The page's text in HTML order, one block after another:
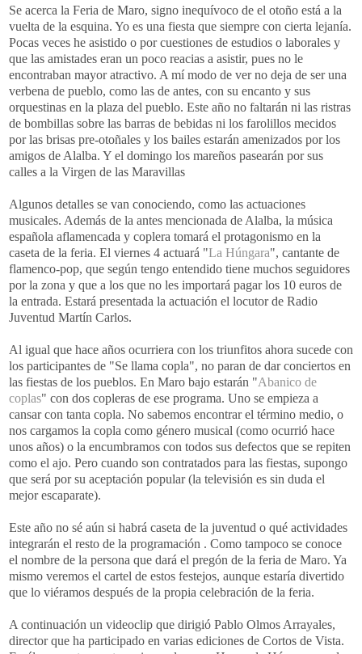
Se acerca la Feria de Maro, signo inequívoco de el otoño está a la
vuelta de la esquina. Yo es una fiesta que siempre con cierta lejanía.
Pocas veces he asistido o por cuestiones de estudios o laborales y
que las amistades eran un poco reacias a asistir, pues no le
encontraban mayor atractivo. A mí modo de ver no deja de seruna
verbena de pueblo, como las de antes, con su encanto y sus
orquestinas en la plaza del pueblo. Este año no faltarán ni las ristras
de bombillas sobre las barras de bebidas ni los farolillos mecidos
por las brisas pre-otoñales y los bailes estarán amenizados por los
amigos de Alalba. Y el domingo los mareños pasearán por sus
calles a la Virgen de las Maravillas
Algunos detalles se van conociendo, como las actuaciones
musicales. Además de la antes mencionada de Alalba, la música
española aflamencada y coplera tomará el protagonismo en la
caseta de la feria. El viernes 4 actuará "La Húngara", cantante de
flamenco-pop, que según tengo entendido tiene muchos seguidores
por la zona y que a los que no les importará pagar los 10 euros de
la entrada. Estará presentada la actuación el locutor de Radio
Juventud Martín Carlos.
Al igual que hace años ocurriera con los triunfitos ahora sucede con
los participantes de "Se llama copla", no paran de dar conciertos en
las fiestas de los pueblos. En Maro bajo estarán "Abanico de
coplas" con dos copleras de ese programa. Uno se empieza a
cansar con tanta copla. No sabemos encontrar el término medio, o
nos cargamos la copla como género musical (como ocurrió hace
unos años) o la encumbramos con todos sus defectos que se repiten
como el ajo. Pero cuando son contratados para las fiestas, supongo
que será por su aceptación popular (la televisión es sin duda el
mejor escaparate).
Este año no sé aún si habrá caseta de la juventud o qué actividades
integrarán el resto de la programación . Como tampoco se conoce
el nombre de la persona que dará el pregón de la feria de Maro. Ya
mismo veremos el cartel de estos festejos, aunque estaría divertido
que lo viéramos después de la propia celebración de la feria.
A continuación un videoclip que dirigió Pablo Olmos Arrayales,
director que ha participado en varias ediciones de Cortos de Vista.